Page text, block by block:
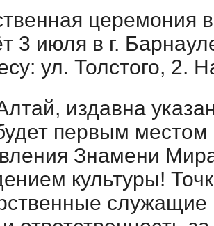
церемония
3 июля в г.
ул. Толстого, 2.
издавна
первым
Знамени
культуры!